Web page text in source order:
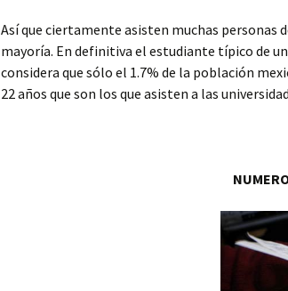
Así que ciertamente asisten muchas personas
mayoría. En definitiva el estudiante típico de
considera que sólo el 1.7% de la población
22 años que son los que asisten a las